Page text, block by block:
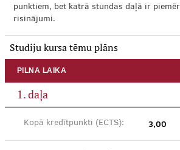
punktiem, bet katrā stundas daļā ir
risinājumi.
Studiju kursa tēmu plāns
PILNA LAIKA
1. daļa
Kopā kredītpunkti (ECTS): 3,00